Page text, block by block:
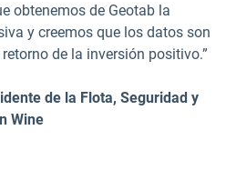
obtenemos de Geotab la
y creemos que los datos son
de la inversión positivo.”
de la Flota, Seguridad y
Wine